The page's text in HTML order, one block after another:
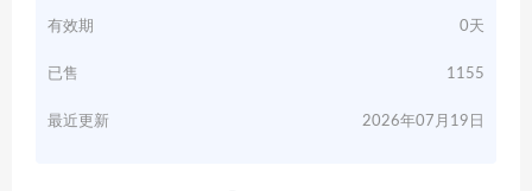
有效期 0天
已售 1155
最近更新 2026年07月19日